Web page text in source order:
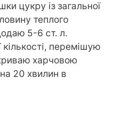
цукру із загальної
теплого
5-6 ст. л.
кількості, перемішую
харчовою
20 хвилин в